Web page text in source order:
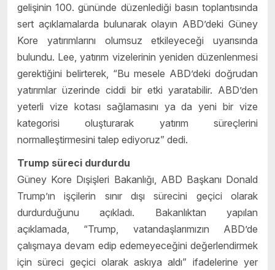
gelişinin 100. gününde düzenlediği basın toplantısında
sert açıklamalarda bulunarak olayın ABD’deki Güney
Kore yatırımlarını olumsuz etkileyeceği uyarısında
bulundu. Lee, yatırım vizelerinin yeniden düzenlenmesi
gerektiğini belirterek, “Bu mesele ABD’deki doğrudan
yatırımlar üzerinde ciddi bir etki yaratabilir. ABD’den
yeterli vize kotası sağlamasını ya da yeni bir vize
kategorisi oluşturarak yatırım süreçlerini
normalleştirmesini talep ediyoruz” dedi.
Trump süreci durdurdu
Güney Kore Dışişleri Bakanlığı, ABD Başkanı Donald
Trump’ın işçilerin sınır dışı sürecini geçici olarak
durdurduğunu açıkladı. Bakanlıktan yapılan
açıklamada, “Trump, vatandaşlarımızın ABD’de
çalışmaya devam edip edemeyeceğini değerlendirmek
için süreci geçici olarak askıya aldı” ifadelerine yer